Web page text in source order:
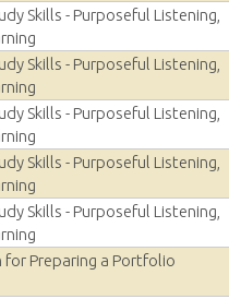
Skills - Purposeful Listening,
Skills - Purposeful Listening,
Skills - Purposeful Listening,
Skills - Purposeful Listening,
Skills - Purposeful Listening,
Preparing a Portfolio